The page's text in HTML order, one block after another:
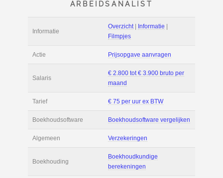
ARBEIDSANALIST
Actie Prijsopgave
€ 2.800 tot € 3.900
maand